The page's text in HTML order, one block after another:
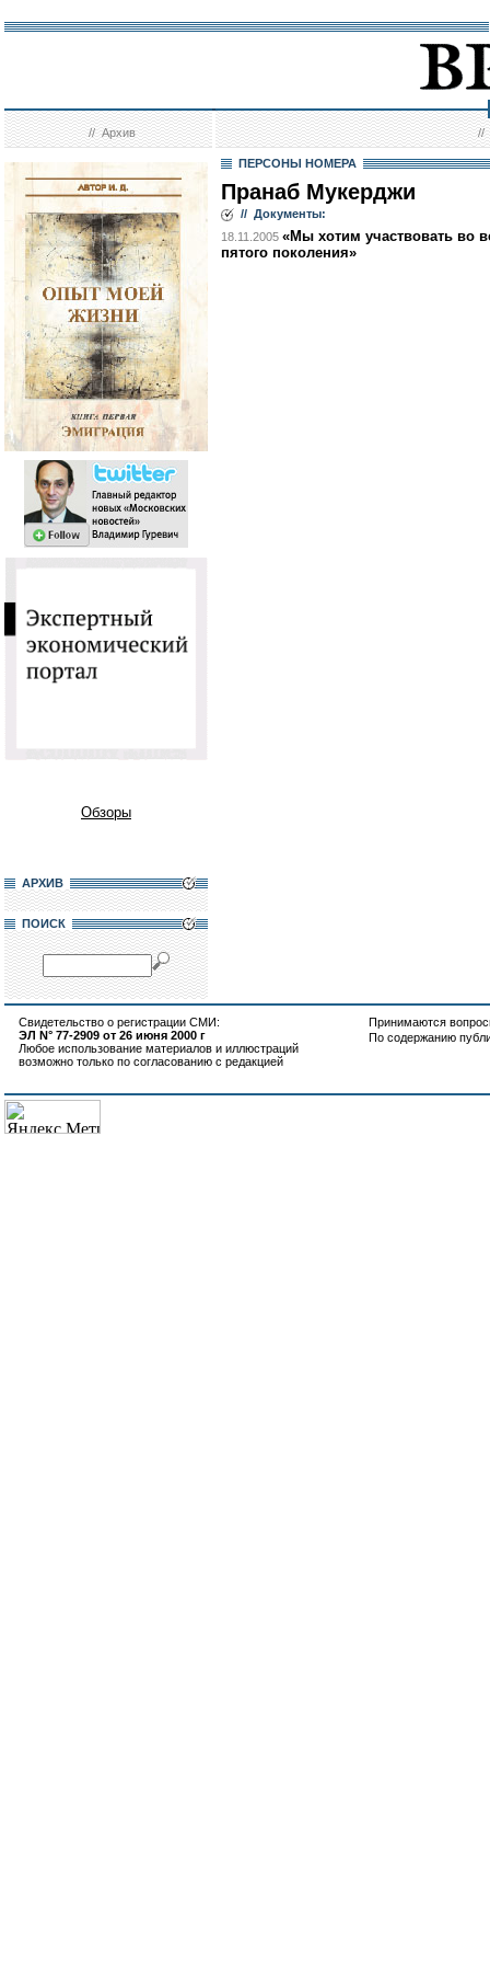
//Архив //
Обзоры
АРХИВ
ПОИСК
ПЕРСОНЫ НОМЕРА
Пранаб Мукерджи
// Документы:
18.11.2005 «Мы хотим участвовать во
пятого поколения»
Свидетельство о регистрации СМИ:
ЭЛ N° 77-2909 от 26 июня 2000 г
Любое использование материалов и иллюстраций
возможно только по согласованию с редакцией
Принимаются
По содержанию